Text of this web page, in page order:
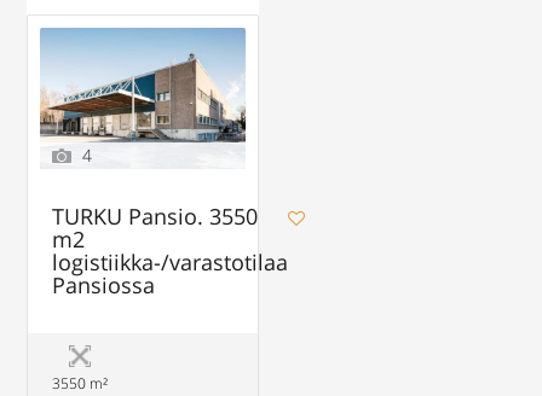
4
TURKU Pansio. 3550
m2
logistiikka-/varastotilaa
Pansiossa
3550 m²